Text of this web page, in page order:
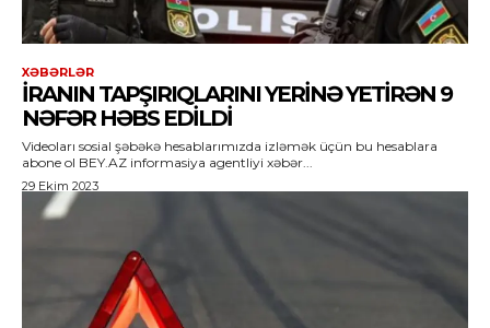
XƏBƏRLƏR
İRANIN TAPŞIRIQLARINI YERINƏ YETIRƏN 9
NƏFƏR HƏBS EDILDI
Videoları sosial şəbəkə hesablarımızda izləmək üçün bu hesablara
abone ol BEY.AZ informasiya agentliyi xəbər...
29 Ekim 2023